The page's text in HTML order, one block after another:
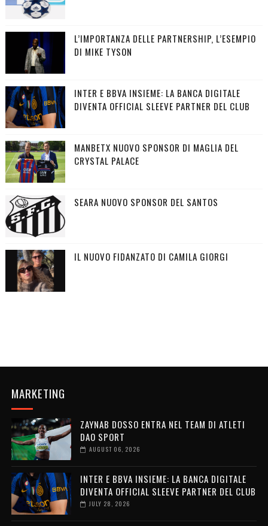
L’IMPORTANZA DELLE PARTNERSHIP, L’ESEMPIO
DI MIKE TYSON
INTER E BBVA INSIEME: LA BANCA DIGITALE
DIVENTA OFFICIAL SLEEVE PARTNER DEL CLUB
MANBETX NUOVO SPONSOR DI MAGLIA DEL
CRYSTAL PALACE
SEARA NUOVO SPONSOR DEL SANTOS
IL NUOVO FIDANZATO DI CAMILA GIORGI
MARKETING
ZAYNAB DOSSO ENTRA NEL TEAM DI ATLETI
DAO SPORT
AUGUST 06, 2026
INTER E BBVA INSIEME: LA BANCA DIGITALE
DIVENTA OFFICIAL SLEEVE PARTNER DEL CLUB
JULY 28, 2026